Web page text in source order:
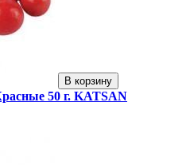
В корзину
50 г. KATSAN